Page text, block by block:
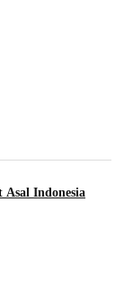
Asal Indonesia